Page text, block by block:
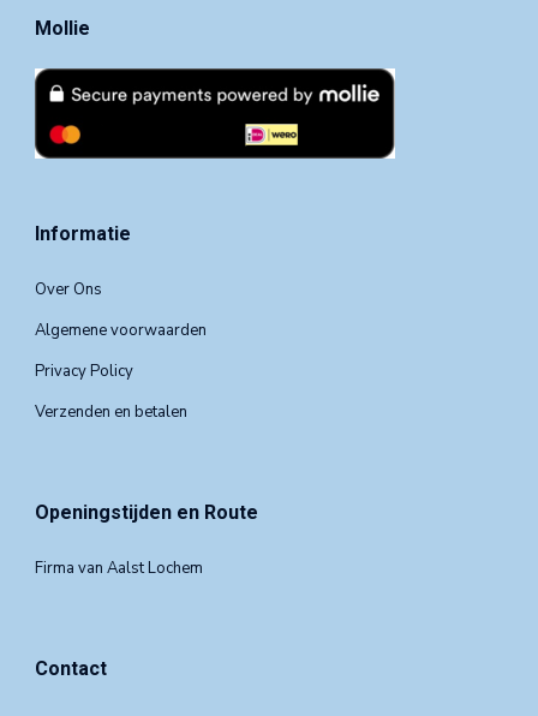
Mollie
Informatie
Over Ons
Algemene voorwaarden
Privacy Policy
Verzenden en betalen
Openingstijden en Route
Firma van Aalst Lochem
Contact